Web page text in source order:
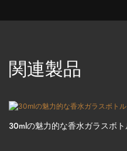
関連製品
30mlの魅力的な香水ガラスボ